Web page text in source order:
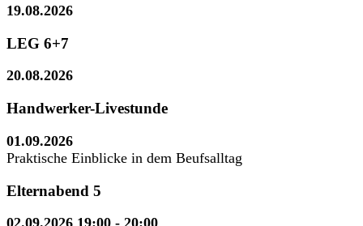
19.08.2026
LEG 6+7
20.08.2026
Handwerker-Livestunde
01.09.2026
Praktische Einblicke in dem Beufsalltag
Elternabend 5